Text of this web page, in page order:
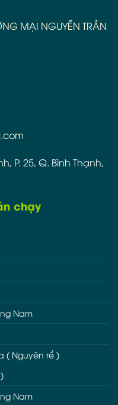
MẠI NGUYỄN TRẦN
P. 25, Q. Bình Thạnh,
chạy
Nam
( Nguyên rể )
Nam